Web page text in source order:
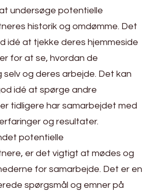
undersøge potentielle
historik og omdømme. Det
idé at tjekke deres hjemmeside
for at se, hvordan de
og deres arbejde. Det kan
idé at spørge andre
tidligere har samarbejdet med
og resultater.
potentielle
er det vigtigt at mødes og
for samarbejde. Det er en
spørgsmål og emner på